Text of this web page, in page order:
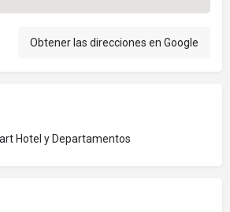
Obtener las direcciones en Google
Hotel y Departamentos